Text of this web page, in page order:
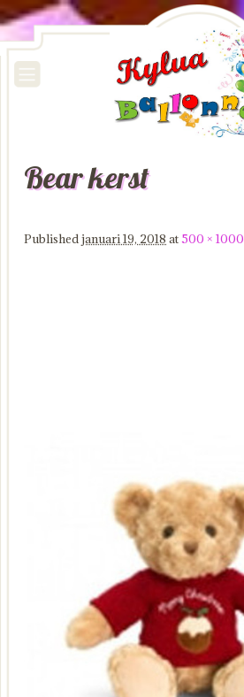
Image navigation
Bear kerst
Publishedjanuari 19, 2018 at500 × 1000